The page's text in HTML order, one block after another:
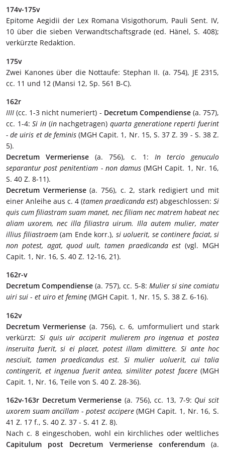
174v-175v
Epitome Aegidii der Lex Romana Visigothorum, Pauli Sent. IV,
10 über die sieben Verwandtschaftsgrade (ed. Hänel, S. 408);
verkürzte Redaktion.
175v
Zwei Kanones über die Nottaufe: Stephan II. (a. 754), JE 2315,
cc. 11 und 12 (Mansi 12, Sp. 561 B-C).
162r
IIII (cc. 1-3 nicht numeriert) - Decretum Compendiense(a. 757),
cc. 1-4:Si in (innachgetragen)quarta generatione reperti fuerint
- de uiris et de feminis(MGH Capit. 1, Nr. 15, S. 37 Z. 39 - S. 38 Z.
5).
Decretum Vermeriense (a. 756), c. 1: In tercio genuculo
separantur post penitentiam - non damus (MGH Capit. 1, Nr. 16,
S. 40 Z. 8-11).
Decretum Vermeriense(a. 756), c. 2, stark redigiert und mit
einer Anleihe aus c. 4 (tamen praedicanda est) abgeschlossen: Si
quis cum filiastram suam manet, nec filiam nec matrem habeat nec
aliam uxorem, nec illa filiastra uirum. Illa autem mulier, mater
illius filiastraem(am Ende korr.), si uoluerit, se continere faciat, si
non potest, agat, quod uult, tamen praedicanda est (vgl. MGH
Capit. 1, Nr. 16, S. 40 Z. 12-16, 21).
162r-v
Decretum Compendiense (a. 757), cc. 5-8: Mulier si sine comiatu
uiri sui - et uiro et feminę (MGH Capit. 1, Nr. 15, S. 38 Z. 6-16).
162v
Decretum Vermeriense (a. 756), c. 6, umformuliert und stark
verkürzt: Si quis uir acciperit mulierem pro ingenua et postea
inseruita fuerit, si ei placet, potest illam dimittere. Si ante hoc
nesciuit, tamen praedicandus est. Si mulier uoluerit, cui talia
contingerit, et ingenua fuerit antea, similiter potest facere(MGH
Capit. 1, Nr. 16, Teile von S. 40 Z. 28-36).
162v-163r Decretum Vermeriense (a. 756), cc. 13, 7-9: Qui scit
uxorem suam ancillam - potest accipere(MGH Capit. 1, Nr. 16, S.
41 Z. 17 f., S. 40 Z. 37 - S. 41 Z. 8).
Nach c. 8 eingeschoben, wohl ein kirchliches oder weltliches
Capitulum post Decretum Vermeriense conferendum(a.